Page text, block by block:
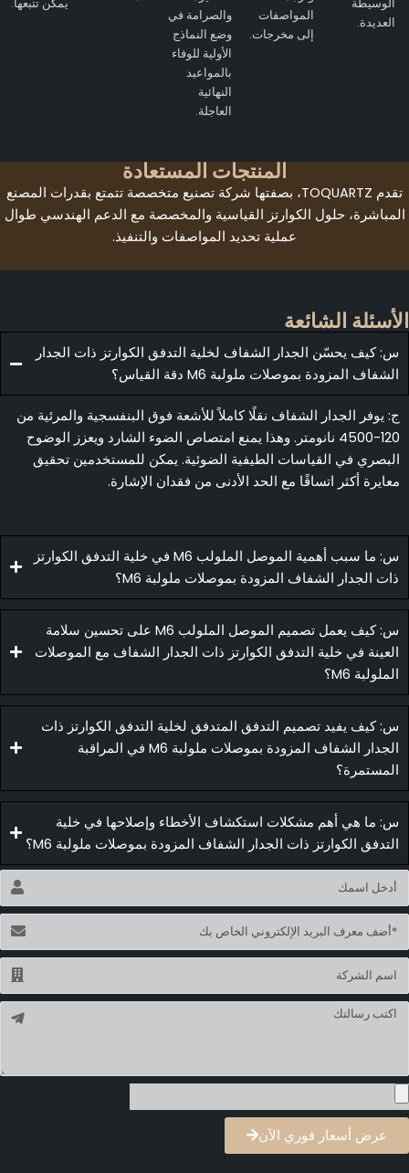
العديدة.
المواصفات
إلى مخرجات.
والصرامة في
وضع النماذج
الأولية للوفاء
بالمواعيد
النهائية
العاجلة.
المنتجات المستعادة
تقدم TOQUARTZ، بصفتها شركة تصنيع متخصصة تتمتع بقدرات المصنع
حلول الكوارتز القياسية والمخصصة مع الدعم الهندسي طوال
عملية تحديد المواصفات والتنفيذ.
الشائعة
س: كيف يحسّن الجدار الشفاف لخلية التدفق الكوارتز ذات الجدار
الشفاف المزودة بموصلات ملولبة M6 دقة القياس؟
يوفر الجدار الشفاف نقلًا كاملاً للأشعة فوق البنفسجية والمرئية من
120-4500 نانومتر. وهذا يمنع امتصاص الضوء الشارد ويعزز الوضوح
في القياسات الطيفية الضوئية. يمكن للمستخدمين تحقيق
أكثر اتساقًا مع الحد الأدنى من فقدان الإشارة.
س: ما سبب أهمية الموصل الملولب M6 في خلية التدفق الكوارتز
ذات الجدار الشفاف المزودة بموصلات ملولبة M6؟
س: كيف يعمل تصميم الموصل الملولب M6 على تحسين سلامة
العينة في خلية التدفق الكوارتز ذات الجدار الشفاف مع الموصلات
الملولبة M6؟
س: كيف يفيد تصميم التدفق المتدفق لخلية التدفق الكوارتز ذات
الجدار الشفاف المزودة بموصلات ملولبة M6 في المراقبة
المستمرة؟
س: ما هي أهم مشكلات استكشاف الأخطاء وإصلاحها في خلية
التدفق الكوارتز ذات الجدار الشفاف المزودة بموصلات ملولبة M6؟
عرض أسعار فوري الآن